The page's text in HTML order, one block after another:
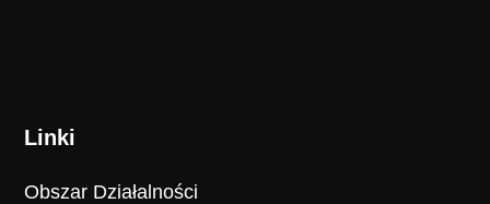
Linki
Obszar Działalności